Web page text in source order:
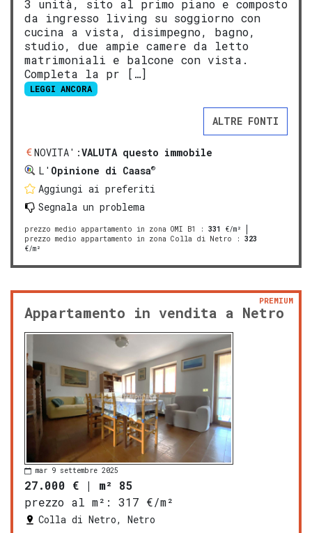
3 unità, sito al primo piano e composto
da ingresso living su soggiorno con
cucina a vista, disimpegno, bagno,
studio, due ampie camere da letto
matrimoniali e balcone con vista.
Completa la pr […]
LEGGI ANCORA
ALTRE FONTI
NOVITA':VALUTA questo immobile
L' Opinione di Caasa®
Aggiungi ai preferiti
Segnala un problema
prezzo medio appartamento in zona OMI B1 : 331
€/m²
prezzo medio appartamento in zona Colla di Netro : 323
€/m²
Appartamento in vendita a Netro
PREMIUM
mar 9 settembre 2025
27.000 € | m² 85
prezzo al m²:
317 €/m²
Colla di Netro, Netro